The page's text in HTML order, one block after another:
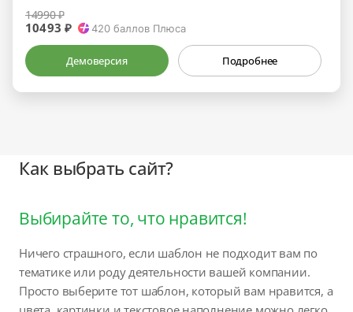
14990 ₽
10493 ₽ 420 баллов Плюса
Демоверсия Подробнее
Как выбрать сайт?
Выбирайте то, что нравится!
Ничего страшного, если шаблон не подходит вам по
тематике или роду деятельности вашей компании.
Просто выберите тот шаблон, который вам нравится, а